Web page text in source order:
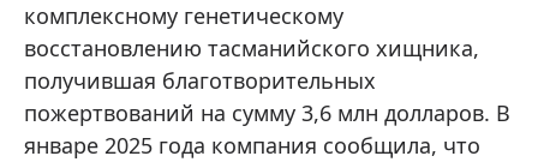
комплексному генетическому
восстановлению тасманийского хищника,
получившая благотворительных
пожертвований на сумму 3,6 млн долларов. В
январе 2025 года компания сообщила, что